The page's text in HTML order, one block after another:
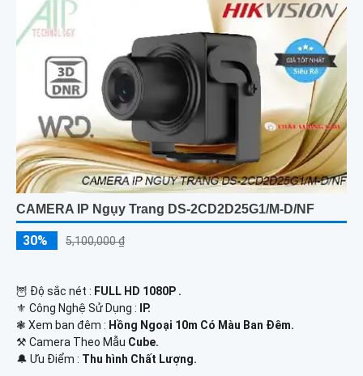
CAMERA IP Ngụy Trang DS-2CD2D25G1/M-D/NF
30% 5,100,000 ₫
🦉 Độ sắc nét : FULL HD 1080P .
⚜️ Công Nghệ Sử Dụng :
IP.
❃ Xem ban đêm : Hồng Ngoại 10m Có Màu Ban Đêm.
⚒ Camera Theo Mẫu Cube.
️🔔 Ưu Điểm : Thu hình Chất Lượng.